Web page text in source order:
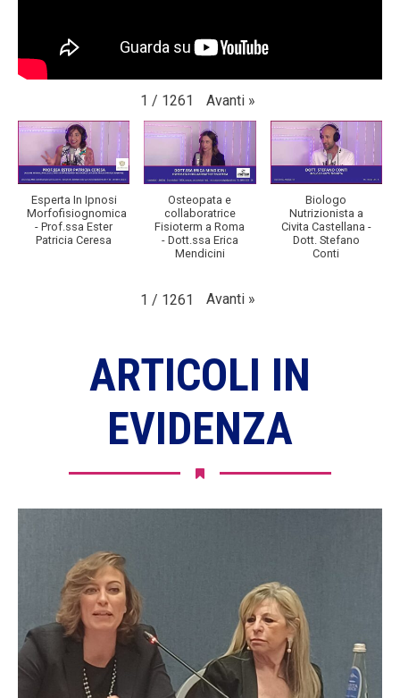
1 / 1261 Avanti »
Esperta In Ipnosi
Morfofisiognomica
- Prof.ssa Ester
Patricia Ceresa
Osteopata e
collaboratrice
Fisioterm a Roma
- Dott.ssa Erica
Mendicini
Biologo
Nutrizionista a
Civita Castellana -
Dott. Stefano
Conti
1 / 1261 Avanti »
ARTICOLI IN
EVIDENZA